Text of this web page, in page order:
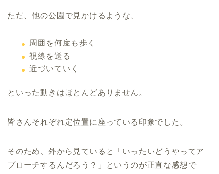
ただ、他の公園で見かけるような、
周囲を何度も歩く
視線を送る
近づいていく
といった動きはほとんどありません。
皆さんそれぞれ定位置に座っている印象でした。
そのため、外から見ていると「いったいどうやってア
プローチするんだろう？」というのが正直な感想で